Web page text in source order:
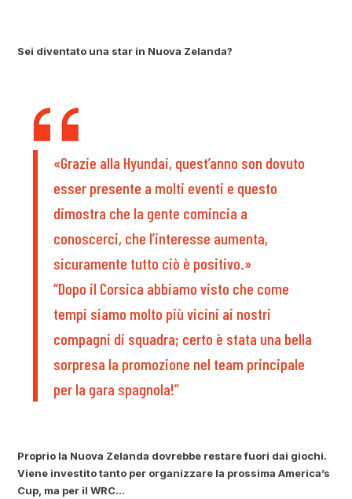
Sei diventato una star in Nuova Zelanda?
«Grazie alla Hyundai, quest’anno son dovuto
esser presente a molti eventi e questo
dimostra che la gente comincia a
conoscerci, che l’interesse aumenta,
sicuramente tutto ciò è positivo.»
“Dopo il Corsica abbiamo visto che come
tempi siamo molto più vicini ai nostri
compagni di squadra; certo è stata una bella
sorpresa la promozione nel team principale
per la gara spagnola!”
Proprio la Nuova Zelanda dovrebbe restare fuori dai giochi.
Viene investito tanto per organizzare la prossima America’s
Cup, ma per il WRC…